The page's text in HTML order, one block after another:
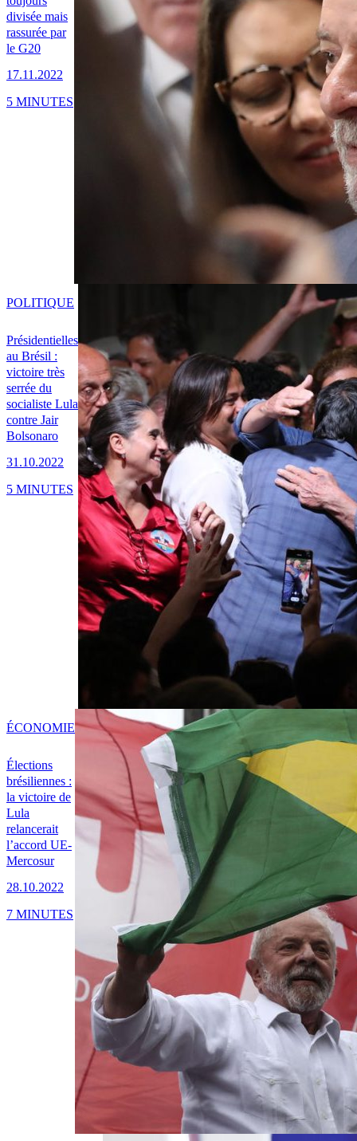
divisée mais
rassurée par
le G20
17.11.2022
5 MINUTES
Présidentielles
au Brésil :
victoire très
serrée du
socialiste Lula
contre Jair
Bolsonaro
31.10.2022
POLITIQUE
5 MINUTES
Élections
brésiliennes :
la victoire de
Lula
relancerait
l’accord UE-
Mercosur
28.10.2022
ÉCONOMIE
7 MINUTES